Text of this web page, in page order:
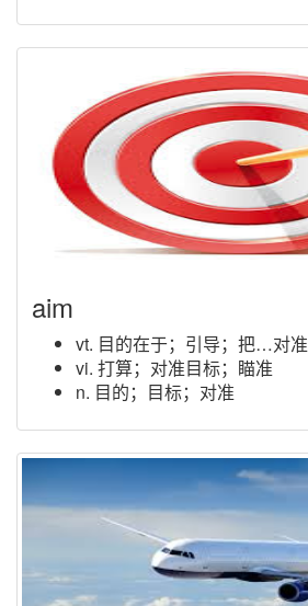
aim
vt. 目的在于；引导；把…对准
vi. 打算；对准目标；瞄准
n. 目的；目标；对准